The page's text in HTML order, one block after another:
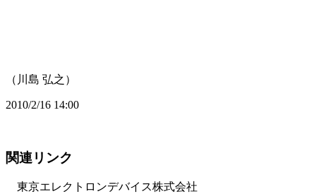
（川島 弘之）
2010/2/16 14:00
関連リンク
東京エレクトロンデバイス株式会社